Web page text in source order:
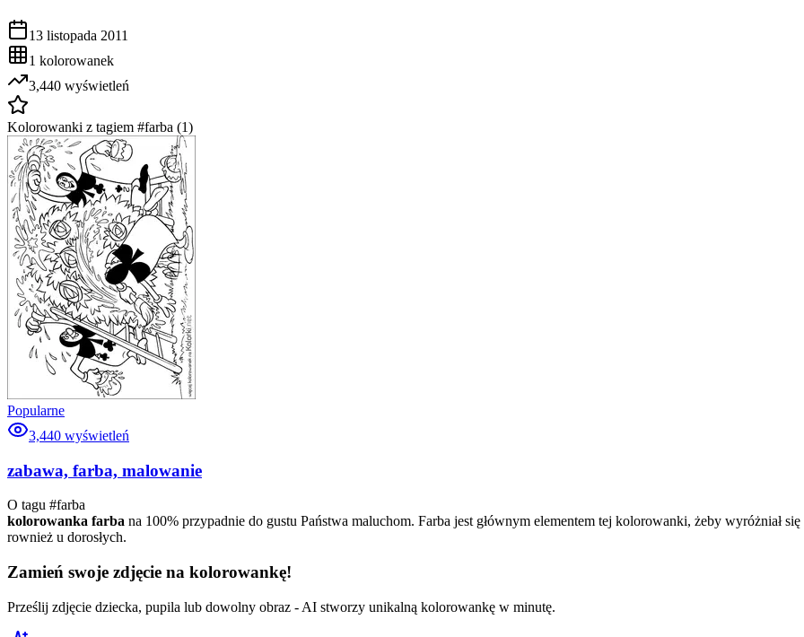
13 listopada 2011
1 kolorowanek
3,440 wyświetleń
Kolorowanki z tagiem #farba (1)
Popularne
3,440 wyświetleń
zabawa, farba, malowanie
O tagu #farba
kolorowanka farba na 100% przypadnie do gustu Państwa maluchom. Farba jest głównym elementem tej kolorowanki, żeby wyróżniał
rownież u dorosłych.
Zamień swoje zdjęcie na kolorowankę!
Prześlij zdjęcie dziecka, pupila lub dowolny obraz - AI stworzy unikalną kolorowankę w minutę.